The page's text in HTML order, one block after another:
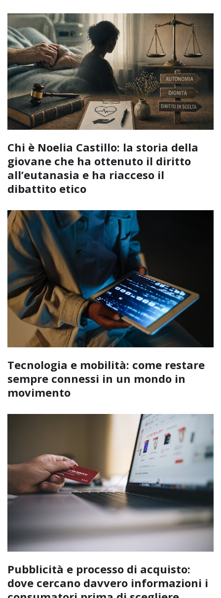
Chi è Noelia Castillo: la storia della
giovane che ha ottenuto il diritto
all’eutanasia e ha riacceso il
dibattito etico
Tecnologia e mobilità: come restare
sempre connessi in un mondo in
movimento
Pubblicità e processo di acquisto:
dove cercano davvero informazioni i